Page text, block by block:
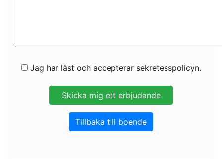
Jag har läst och accepterar sekretesspolicyn.
Tillbaka till boende